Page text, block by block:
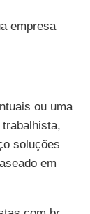
empresa
ou uma
soluções
em